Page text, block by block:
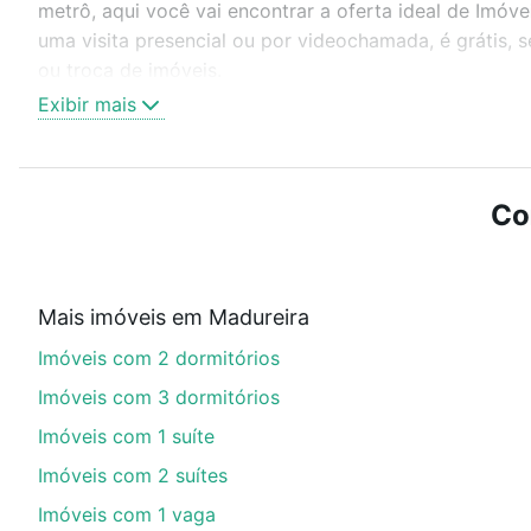
metrô, aqui você vai encontrar a oferta ideal de
uma visita presencial ou por videochamada, é grátis,
Como escolher um imóvel?
Use barra de busca no topo para pesquisar por
ou sem vaga de garagem para combinar
Imóveis à venda em rua compositor silas de oliveira
Aqui na Loft temos a oferta ideal para você, com
com nossas opções de financiamento imobiliário as
compra, veja em nosso portal
quanto custa comprar
Exibir mais
Mais imóveis em Madureira
Imóveis com 2 dormitórios
Imóveis com 3 dormitórios
Imóveis com 1 suíte
Imóveis com 2 suítes
Imóveis com 1 vaga